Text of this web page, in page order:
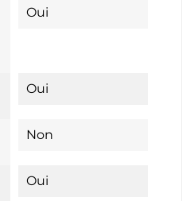
Oui
Oui
Non
Oui